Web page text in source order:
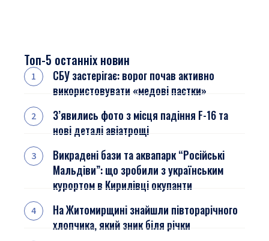
Топ-5 останніх новин
СБУ застерігає: ворог почав активно
використовувати «медові пастки»
З’явились фото з місця падіння F-16 та
нові деталі авіатрощі
Викрадені бази та аквапарк “Російські
Мальдіви”: що зробили з українським
курортом в Кирилівці окупанти
На Житомирщині знайшли півторарічного
хлопчика, який зник біля річки